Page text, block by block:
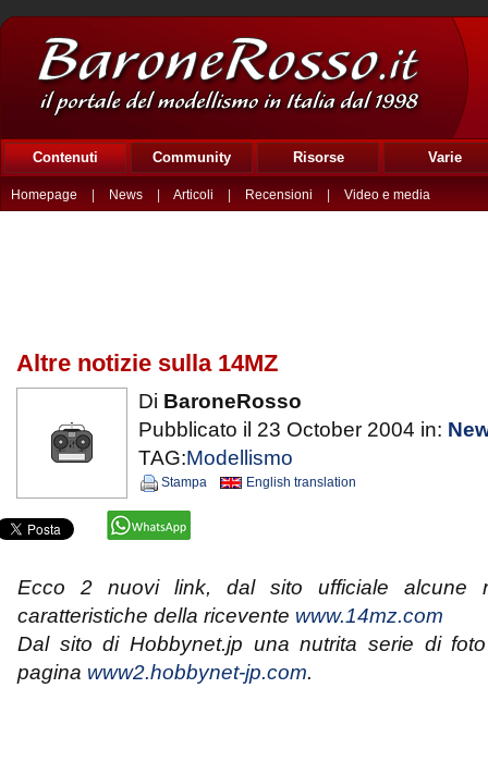
Contenuti Community Risorse Varie
Homepage News Articoli Recensioni Video e media
Altre notizie sulla 14MZ
Di BaroneRosso
Pubblicato il 23 October 2004 in:
TAG:Modellismo
Stampa English translation
Ecco 2 nuovi link, dal sito ufficiale alcune
caratteristiche della ricevente www.14mz.com
Dal sito di Hobbynet.jp una nutrita serie di
pagina www2.hobbynet-jp.com.